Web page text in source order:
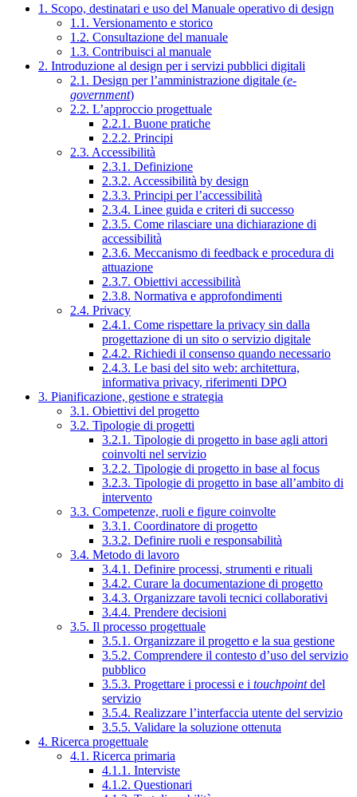
1. Scopo, destinatari e uso del Manuale operativo di design
1.1. Versionamento e storico
1.2. Consultazione del manuale
1.3. Contribuisci al manuale
2. Introduzione al design per i servizi pubblici digitali
2.1. Design per l’amministrazione digitale (e-
government)
2.2. L’approccio progettuale
2.2.1. Buone pratiche
2.2.2. Principi
2.3. Accessibilità
2.3.1. Definizione
2.3.2. Accessibilità by design
2.3.3. Principi per l’accessibilità
2.3.4. Linee guida e criteri di successo
2.3.5. Come rilasciare una dichiarazione di
accessibilità
2.3.6. Meccanismo di feedback e procedura di
attuazione
2.3.7. Obiettivi accessibilità
2.3.8. Normativa e approfondimenti
2.4. Privacy
2.4.1. Come rispettare la privacy sin dalla
progettazione di un sito o servizio digitale
2.4.2. Richiedi il consenso quando necessario
2.4.3. Le basi del sito web: architettura,
informativa privacy, riferimenti DPO
3. Pianificazione, gestione e strategia
3.1. Obiettivi del progetto
3.2. Tipologie di progetti
3.2.1. Tipologie di progetto in base agli attori
coinvolti nel servizio
3.2.2. Tipologie di progetto in base al focus
3.2.3. Tipologie di progetto in base all’ambito di
intervento
3.3. Competenze, ruoli e figure coinvolte
3.3.1. Coordinatore di progetto
3.3.2. Definire ruoli e responsabilità
3.4. Metodo di lavoro
3.4.1. Definire processi, strumenti e rituali
3.4.2. Curare la documentazione di progetto
3.4.3. Organizzare tavoli tecnici collaborativi
3.4.4. Prendere decisioni
3.5. Il processo progettuale
3.5.1. Organizzare il progetto e la sua gestione
3.5.2. Comprendere il contesto d’uso del servizio
pubblico
3.5.3. Progettare i processi e i touchpointdel
servizio
3.5.4. Realizzare l’interfaccia utente del servizio
3.5.5. Validare la soluzione ottenuta
4. Ricerca progettuale
4.1. Ricerca primaria
4.1.1. Interviste
4.1.2. Questionari